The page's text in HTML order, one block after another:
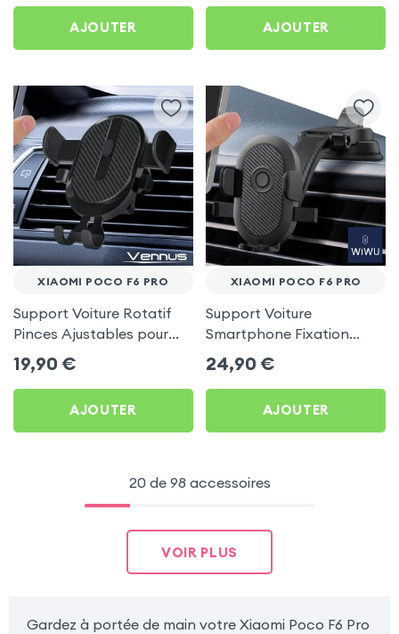
AJOUTER AJOUTER
XIAOMI POCO F6 PRO
Support Voiture Rotatif
Pinces Ajustables pour
Xiaomi Poco F6 Pro
19,90 €
AJOUTER
XIAOMI POCO F6 PRO
Support Voiture
Smartphone Fixation
Ventouse Noir, Wiwu pour
Xiaomi Poco F6 Pro
24,90 €
AJOUTER
20 de 98 accessoires
VOIR PLUS
Gardez à portée de main votre Xiaomi Poco F6 Pro